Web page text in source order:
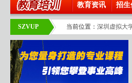
教育资讯 招生
SZVUP 当前位置： 深圳虚拟大